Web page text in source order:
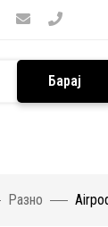
Барај
Разно